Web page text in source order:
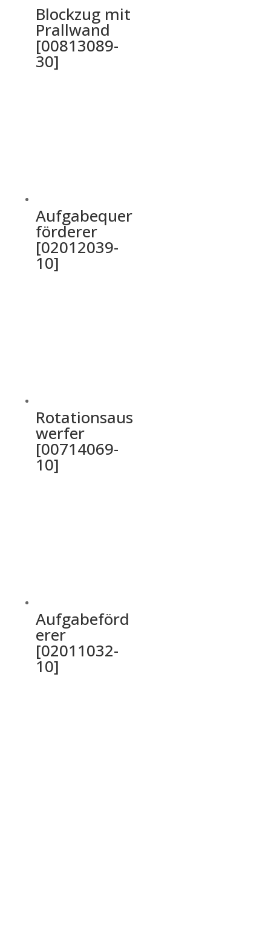
Blockzug mit
Prallwand
[00813089-
30]
Aufgabequer
förderer
[02012039-
10]
Rotationsaus
werfer
[00714069-
10]
Aufgabeförd
erer
[02011032-
10]